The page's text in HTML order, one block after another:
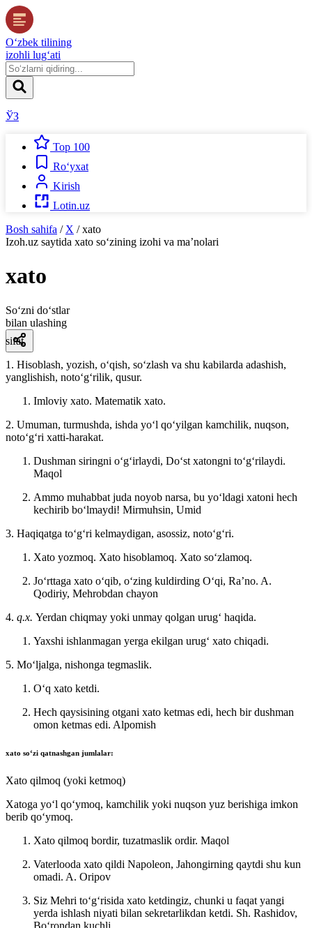
O‘zbek tilining
izohli lug‘ati
ЎЗ
Top 100
Ro‘yxat
Kirish
Lotin.uz
Bosh sahifa / X / xato
Izoh.uz saytida xato so‘zining izohi va ma’nolari
xato
So‘zni do‘stlar
bilan ulashing
sifat
1. Hisoblash, yozish, oʻqish, soʻzlash va shu kabilarda adashish,
yanglishish, notoʻgʻrilik, qusur.
Imloviy xato. Matematik xato.
2. Umuman, turmushda, ishda yoʻl qoʻyilgan kamchilik, nuqson,
notoʻgʻri xatti-harakat.
Dushman siringni oʻgʻirlaydi, Doʻst xatongni toʻgʻrilaydi.
Maqol
Ammo muhabbat juda noyob narsa, bu yoʻldagi xatoni hech
kechirib boʻlmaydi! Mirmuhsin, Umid
3. Haqiqatga toʻgʻri kelmaydigan, asossiz, notoʻgʻri.
Xato yozmoq. Xato hisoblamoq. Xato soʻzlamoq.
Joʻrttaga xato oʻqib, oʻzing kuldirding Oʻqi, Raʼno. A.
Qodiriy, Mehrobdan chayon
4. q.x. Yerdan chiqmay yoki unmay qolgan urugʻ haqida.
Yaxshi ishlanmagan yerga ekilgan urugʻ xato chiqadi.
5. Moʻljalga, nishonga tegmaslik.
Oʻq xato ketdi.
Hech qaysisining otgani xato ketmas edi, hech bir dushman
omon ketmas edi. Alpomish
xato soʻzi qatnashgan jumlalar:
Xato qilmoq (yoki ketmoq)
Xatoga yoʻl qoʻymoq, kamchilik yoki nuqson yuz berishiga imkon
berib qoʻymoq.
Xato qilmoq bordir, tuzatmaslik ordir. Maqol
Vaterlooda xato qildi Napoleon, Jahongirning qaytdi shu kun
omadi. A. Oripov
Siz Mehri toʻgʻrisida xato ketdingiz, chunki u faqat yangi
yerda ishlash niyati bilan sekretarlikdan ketdi. Sh. Rashidov,
Boʻrondan kuchli